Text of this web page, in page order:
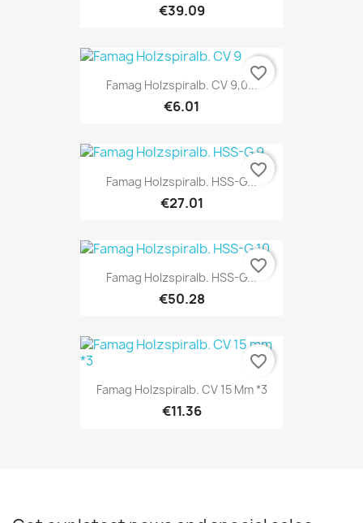
€39.09
Famag Holzspiralb. CV 9,0...
€6.01
favorite_border
Famag Holzspiralb. HSS-G...
€27.01
favorite_border
Famag Holzspiralb. HSS-G...
€50.28
favorite_border
Famag Holzspiralb. CV 15 Mm *3
€11.36
favorite_border